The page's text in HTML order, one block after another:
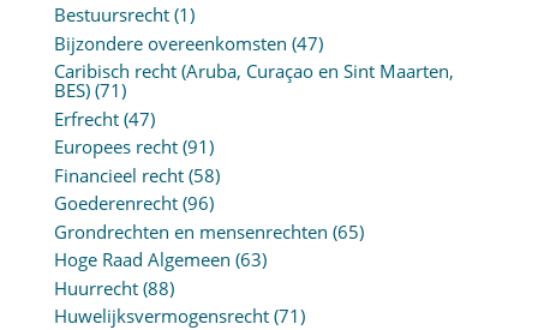
Bestuursrecht(1)
Bijzondere overeenkomsten (47)
Caribisch recht (Aruba, Curaçao en Sint Maarten,
BES)(71)
Erfrecht(47)
Europees recht(91)
Financieel recht(58)
Goederenrecht(96)
Grondrechten en mensenrechten (65)
Hoge Raad Algemeen (63)
Huurrecht(88)
Huwelijksvermogensrecht(71)